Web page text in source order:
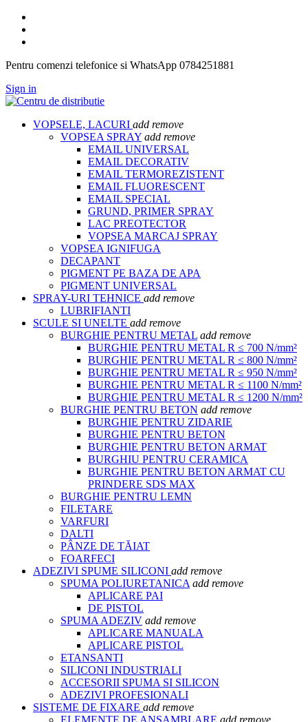
Pentru comenzi telefonice si WhatsApp 0784251881
Sign in
VOPSELE, LACURI add remove
VOPSEA SPRAY add remove
EMAIL UNIVERSAL
EMAIL DECORATIV
EMAIL TERMOREZISTENT
EMAIL FLUORESCENT
EMAIL SPECIAL
GRUND, PRIMER SPRAY
LAC PREOTECTOR
VOPSEA MARCAJ SPRAY
VOPSEA IGNIFUGA
DECAPANT
PIGMENT PE BAZA DE APA
PIGMENT UNIVERSAL
SPRAY-URI TEHNICE add remove
LUBRIFIANTI
SCULE SI UNELTE add remove
BURGHIE PENTRU METAL add remove
BURGHIE PENTRU METAL R ≤ 700 N/mm²
BURGHIE PENTRU METAL R ≤ 800 N/mm²
BURGHIE PENTRU METAL R ≤ 950 N/mm²
BURGHIE PENTRU METAL R ≤ 1100 N/mm²
BURGHIE PENTRU METAL R ≤ 1200 N/mm²
BURGHIE PENTRU BETON add remove
BURGHIE PENTRU ZIDARIE
BURGHIE PENTRU BETON
BURGHIE PENTRU BETON ARMAT
BURGHIU PENTRU CERAMICA
BURGHIE PENTRU BETON ARMAT CU
PRINDERE SDS MAX
BURGHIE PENTRU LEMN
FILETARE
VARFURI
DALTI
PÂNZE DE TĂIAT
FOARFECI
ADEZIVI SPUME SILICONI add remove
SPUMA POLIURETANICA add remove
APLICARE PAI
DE PISTOL
SPUMA ADEZIV add remove
APLICARE MANUALA
APLICARE PISTOL
ETANSANTI
SILICONI INDUSTRIALI
ACCESORII SPUMA SI SILICON
ADEZIVI PROFESIONALI
SISTEME DE FIXARE add remove
ELEMENTE DE ANSAMBLARE add remove